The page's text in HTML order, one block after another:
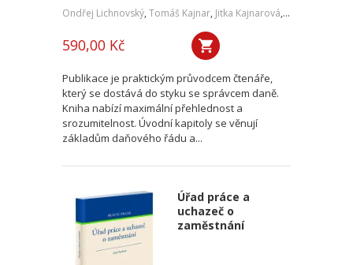
Ondřej Lichnovský, Tomáš Kajnar, Jitka Kajnarová, Tomáš Rydval
590,00 Kč
Publikace je praktickým průvodcem čtenáře,
který se dostává do styku se správcem daně.
Kniha nabízí maximální přehlednost a
srozumitelnost. Úvodní kapitoly se věnují
základům daňového řádu a...
Úřad práce a
uchazeč o
zaměstnání